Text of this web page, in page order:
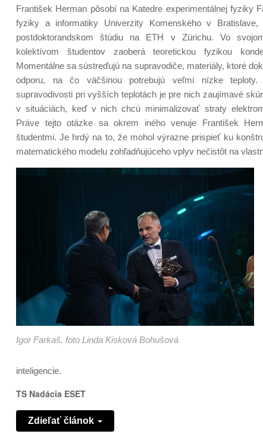
František Herman pôsobí na Katedre experimentálnej fyziky
fyziky a informatiky Univerzity Komenského v
postdoktorandskom štúdiu na ETH v Zürichu. Vo
kolektívom študentov zaoberá teoretickou fyzikou
Momentálne sa sústreďujú na supravodiče, materiály, ktoré
odporu, na čo väčšinou potrebujú veľmi nízke teploty.
supravodivosti pri vyšších teplotách je pre nich zaujímavé
v situáciách, keď v nich chcú minimalizovať straty
Práve tejto otázke sa okrem iného venuje František
študentmi. Je hrdý na to, že mohol výrazne prispieť ku
matematického modelu zohľadňujúceho vplyv nečistôt na
Igor Farkaš, foto Linda Kisková Bohušová
inteligencie.
TS Nadácia ESET
Zdieľať článok